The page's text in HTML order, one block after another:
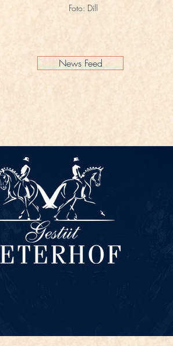
Foto: Dill
News Feed